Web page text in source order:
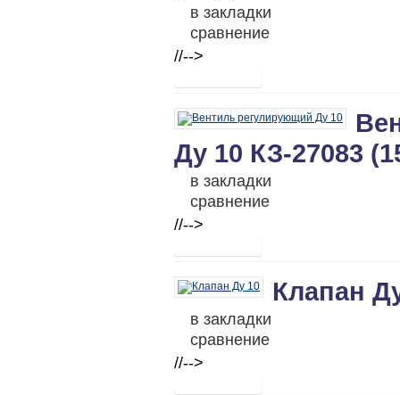
в закладки
сравнение
//-->
Ду 10 КЗ-27083
в закладки
сравнение
//-->
Клапан
в закладки
сравнение
//-->